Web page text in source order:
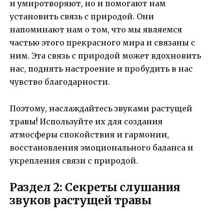
и умиротворяют, но и помогают нам
установить связь с природой. Они
напоминают нам о том, что мы являемся
частью этого прекрасного мира и связаны с
ним. Эта связь с природой может вдохновить
нас, поднять настроение и пробудить в нас
чувство благодарности.
Поэтому, наслаждайтесь звуками растущей
травы! Используйте их для создания
атмосферы спокойствия и гармонии,
восстановления эмоционального баланса и
укрепления связи с природой.
Раздел 2: Секреты слушания
звуков растущей травы